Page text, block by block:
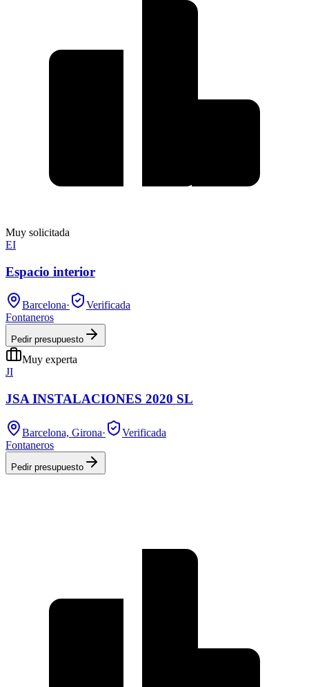
Muy solicitada
EI
Espacio interior
Barcelona·
Verificada
Fontaneros
Pedir presupuesto
Muy experta
JI
JSA INSTALACIONES 2020 SL
Barcelona, Girona·
Verificada
Fontaneros
Pedir presupuesto